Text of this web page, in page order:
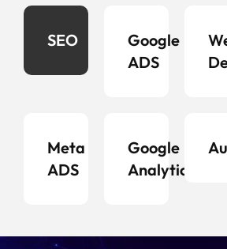
SEO
Google
ADS
Meta
ADS
Google
Analytics